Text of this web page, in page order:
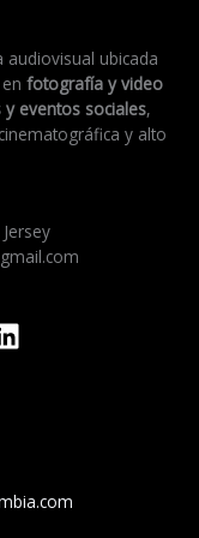
ubicada
fotografía y video
eventos sociales,
y alto